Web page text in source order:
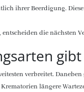
ihrer Beerdigung.
die nächsten
gibt
verbreitet.
längere